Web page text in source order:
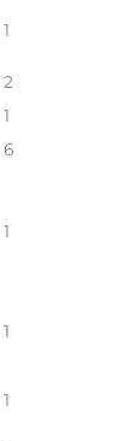
1
2
1
6
1
1
1